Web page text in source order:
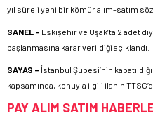
yıl süreli yeni bir kömür alım-satım
SANEL – Eskişehir ve Uşak’ta 2 adet
başlanmasına karar verildiği açıklandı.
SAYAS – İstanbul Şubesi’nin
kapsamında, konuyla ilgili ilanın
PAY ALIM SATIM